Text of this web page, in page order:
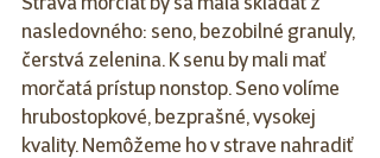
Strava morčiat by sa mala skladať z
nasledovného: seno, bezobilné granuly,
čerstvá zelenina. K senu by mali mať
morčatá prístup nonstop. Seno volíme
hrubostopkové, bezprašné, vysokej
kvality. Nemôžeme ho v strave nahradiť